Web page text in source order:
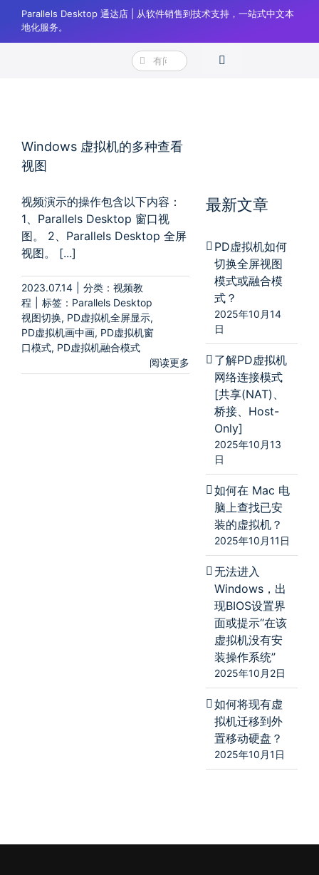
内
Parallels Desktop 通达店 | 从软件销售到技术支持，一站式中文本
地化服务。
搜
索：
Toggle
登录
购物车
标签:PD虚拟机全屏显示
Windows 虚拟机的多种查看
视图
视频演示的操作包含以下内容：
1、Parallels Desktop 窗口视
图。 2、Parallels Desktop 全屏
视图。 [...]
2023.07.14 分类： 视频教
程
标签： Parallels Desktop
视图切换, PD虚拟机全屏显示,
PD虚拟机画中画, PD虚拟机窗
口模式, PD虚拟机融合模式
阅读更多
最新文章
PD虚拟机如何
切换全屏视图
模式或融合模
式？
2025年10月14
日
了解PD虚拟机
网络连接模式
[共享(NAT)、
桥接、Host-
Only]
2025年10月13
日
如何在 Mac 电
脑上查找已安
装的虚拟机？
2025年10月11日
无法进入
Windows，出
现BIOS设置界
面或提示“在该
虚拟机没有安
装操作系统”
2025年10月2日
如何将现有虚
拟机迁移到外
置移动硬盘？
2025年10月1日